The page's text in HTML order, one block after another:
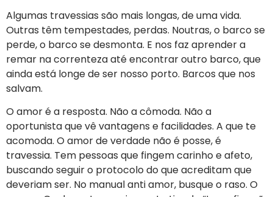
Algumas travessias são mais longas, de uma vida.
Outras têm tempestades, perdas. Noutras, o barco se
perde, o barco se desmonta. E nos faz aprender a
remar na correnteza até encontrar outro barco, que
ainda está longe de ser nosso porto. Barcos que nos
salvam.
O amor é a resposta. Não a cômoda. Não a
oportunista que vê vantagens e facilidades. A que te
acomoda. O amor de verdade não é posse, é
travessia. Tem pessoas que fingem carinho e afeto,
buscando seguir o protocolo do que acreditam que
deveriam ser. No manual anti amor, busque o raso. O